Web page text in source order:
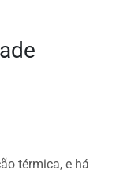
térmica, e há